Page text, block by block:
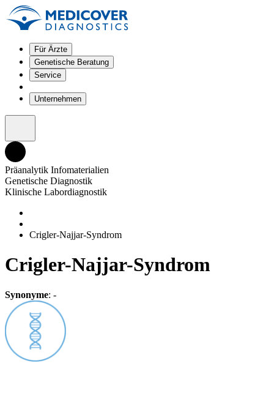
Für Ärzte
Genetische Beratung
Service
Unternehmen
Präanalytik Infomaterialien
Genetische Diagnostik
Klinische Labordiagnostik
Crigler-Najjar-Syndrom
Crigler-Najjar-Syndrom
Synonyme: -